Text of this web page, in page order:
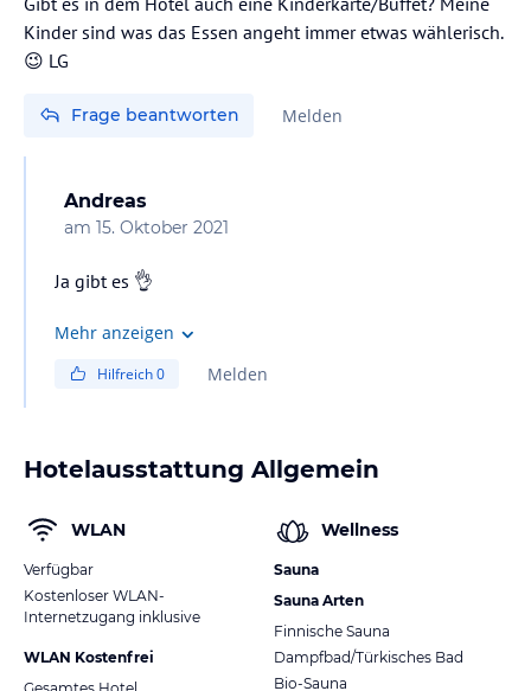
Kinder sind was das Essen angeht immer etwas wählerisch.
😉 LG
Frage beantworten Melden
Andreas
am 15. Oktober 2021
Mehr anzeigen
Hilfreich0 Melden
Hotelausstattung Allgemein
WLAN
Verfügbar
Kostenloser WLAN-
Internetzugang inklusive
WLAN Kostenfrei
Wellness
Sauna
Sauna Arten
Finnische Sauna
Dampfbad/Türkisches Bad
Bio-Sauna